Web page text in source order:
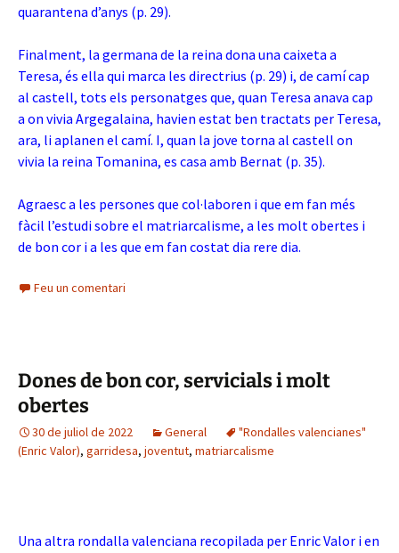
quarantena d’anys (p. 29).
Finalment, la germana de la reina dona una caixeta a
Teresa, és ella qui marca les directrius (p. 29) i, de camí cap
al castell, tots els personatges que, quan Teresa anava cap
a on vivia Argegalaina, havien estat ben tractats per Teresa,
ara, li aplanen el camí. I, quan la jove torna al castell on
vivia la reina Tomanina, es casa amb Bernat (p. 35).
Agraesc a les persones que col·laboren i que em fan més
fàcil l’estudi sobre el matriarcalisme, a les molt obertes i
de bon cor i a les que em fan costat dia rere dia.
Feu un comentari
Dones de bon cor, servicials i molt
obertes
30 de juliol de 2022 General
"Rondalles valencianes"
(Enric Valor), garridesa, joventut, matriarcalisme
Una altra rondalla valenciana recopilada per Enric Valor i en